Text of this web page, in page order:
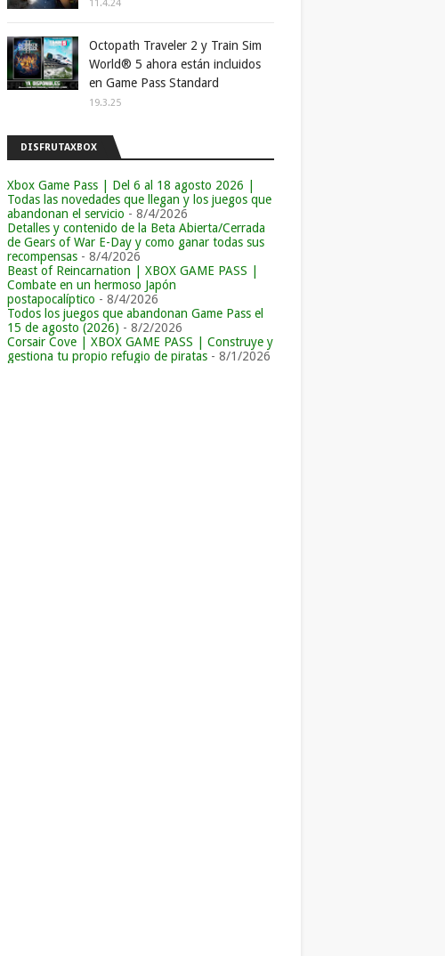
11.4.24
Octopath Traveler 2 y Train Sim
World® 5 ahora están incluidos
en Game Pass Standard
19.3.25
DISFRUTAXBOX
Xbox Game Pass | Del 6 al 18 agosto 2026 |
Todas las novedades que llegan y los juegos que
abandonan el servicio - 8/4/2026
Detalles y contenido de la Beta Abierta/Cerrada
de Gears of War E-Day y como ganar todas sus
recompensas - 8/4/2026
Beast of Reincarnation | XBOX GAME PASS |
Combate en un hermoso Japón
postapocalíptico - 8/4/2026
Todos los juegos que abandonan Game Pass el
15 de agosto (2026) - 8/2/2026
Corsair Cove | XBOX GAME PASS | Construye y
gestiona tu propio refugio de piratas - 8/1/2026